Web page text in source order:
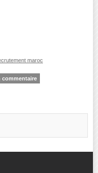
maroc
commentaire